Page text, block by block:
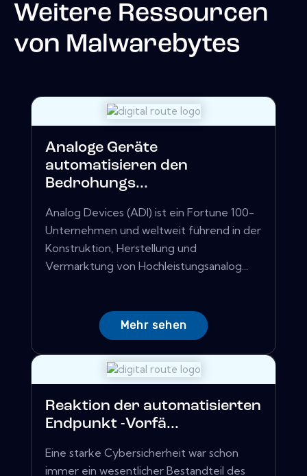
Weitere Ressourcen
von Malwarebytes
Analoge Geräte
automatisieren den
Bedrohungs...
Analog Devices (ADI) ist ein Fortune 100-
Unternehmen und weltweit führend in der
Konstruktion, Herstellung und
Vermarktung von Hochleistungsanalog...
Mehr sehen
Reaktion der automatisierten
Endpunkt -Vorfä...
Eine starke Cybersicherheit war schon
immer ein wesentlicher Bestandteil des